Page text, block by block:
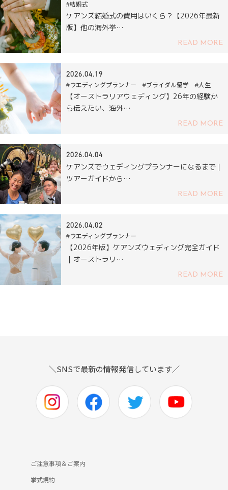
#結婚式
ケアンズ結婚式の費用はいくら？【2026年最新
版】他の海外挙…
READ MORE
2026.04.19
#ウエディングプランナー #ブライダル留学 #人生
【オーストラリアウェディング】26年の経験か
ら伝えたい、海外…
READ MORE
2026.04.04
ケアンズでウェディングプランナーになるまで｜
ツアーガイドから…
READ MORE
2026.04.02
#ウエディングプランナー
【2026年版】ケアンズウェディング完全ガイド
｜オーストラリ…
READ MORE
＼SNSで最新の情報発信しています／
ご注意事項＆ご案内
挙式規約